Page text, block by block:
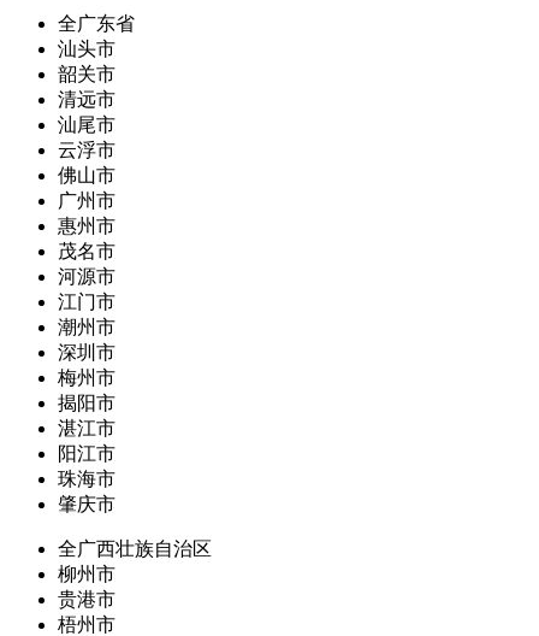
全广东省
汕头市
韶关市
清远市
汕尾市
云浮市
佛山市
广州市
惠州市
茂名市
河源市
江门市
潮州市
深圳市
梅州市
揭阳市
湛江市
阳江市
珠海市
肇庆市
全广西壮族自治区
柳州市
贵港市
梧州市